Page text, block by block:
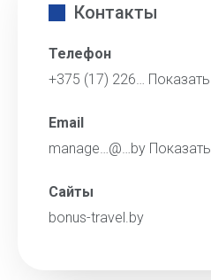
Контакты
Телефон
+375 (17) 226… Показать
Email
manage…@…by Показать
Сайты
bonus-travel.by